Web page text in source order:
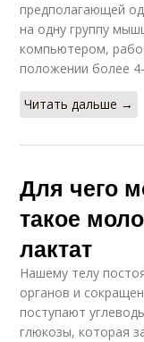
предполагающей
на одну группу
компьютером,
положении более
Читать дальше →
Для чего
такое
лактат
Нашему телу
органов и
поступают
глюкозы, которая